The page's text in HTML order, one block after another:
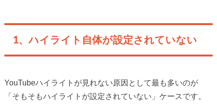
1、ハイライト自体が設定されていない
YouTubeハイライトが見れない原因として最も多いのが
「そもそもハイライトが設定されていない」ケースです。